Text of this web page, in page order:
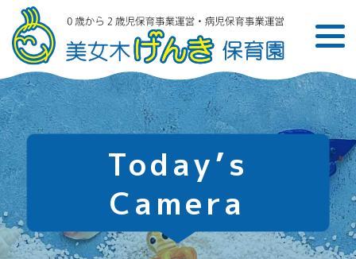
Today’s
Camera